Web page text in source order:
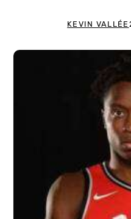
KEVIN VALLÉE